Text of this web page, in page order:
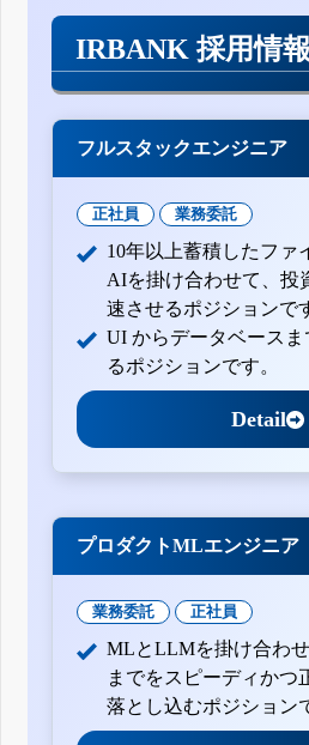
IRBANK 採用情報
フルスタックエンジニア
正社員 業務委託
10年以上蓄積したファ
AIを掛け合わせて、投
速させるポジションで
UI からデータベース
るポジションです。
Detail
プロダクトMLエンジニア
業務委託 正社員
MLとLLMを掛け合わ
までをスピーディかつ
落とし込むポジション